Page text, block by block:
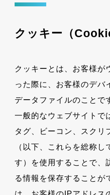
お問い合わせ
クッキー（
クッキーとは、お客様が
った際に、お客様のデバ
データファイルのことで
一般的なウェブサイトで
タグ、ビーコン、スクリ
（以下、これらを総称し
す）を使用することで、
る情報を保存することが